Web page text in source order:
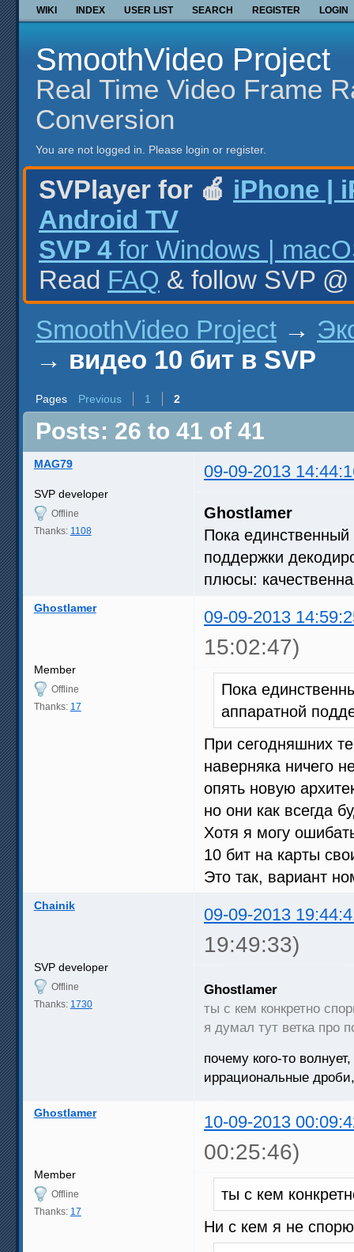
WIKI INDEX USER LIST SEARCH REGISTER LOGIN
SmoothVideo Project
Real Time Video Frame
Conversion
You are not logged in. Please login or register.
SVPlayer for 🍎 iPhone |
Android TV
SVP 4 for Windows |
Read FAQ & follow SVP
SmoothVideo Project →
→ видео 10 бит в SVP
Pages Previous 1 2
Posts: 26 to 41 of 41
MAG79 09-09-2013
SVP developer
Offline
Thanks: 1108
Ghostlamer
Пока единственный
поддержки
плюсы:
Ghostlamer 09-09-2013
15:02:47)
Member
Offline
Thanks: 17
Пока
аппаратной
При сегодняшних
наверняка ничего
опять новую
но они как всегда
Хотя я могу
10 бит на карты
Это так, вариант
Chainik 09-09-2013
19:49:33)
SVP developer
Offline
Thanks: 1730
Ghostlamer
ты с кем конкретно
я думал тут ветка про
почему кого-то
иррациональные
Ghostlamer 10-09-2013
00:25:46)
Member
Offline
Thanks: 17
ты с кем
Ни с кем я не